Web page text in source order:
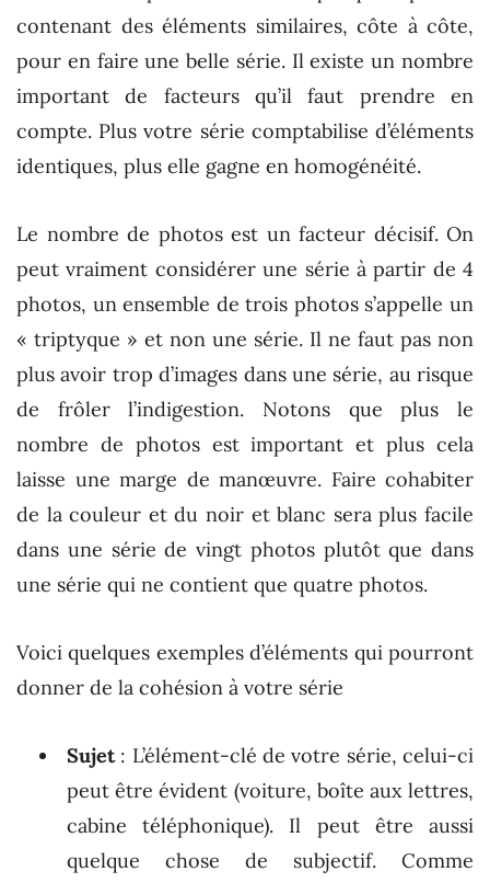
contenant des éléments similaires, côte à côte,
pour en faire une belle série. Il existe un nombre
important de facteurs qu’il faut prendre en
compte. Plus votre série comptabilise d’éléments
identiques, plus elle gagne en homogénéité.
Le nombre de photos est un facteur décisif. On
peut vraiment considérer une série à partir de 4
photos, un ensemble de trois photos s’appelle un
« triptyque » et non une série. Il ne faut pas non
plus avoir trop d’images dans une série, au risque
de frôler l’indigestion. Notons que plus le
nombre de photos est important et plus cela
laisse une marge de manœuvre. Faire cohabiter
de la couleur et du noir et blanc sera plus facile
dans une série de vingt photos plutôt que dans
une série qui ne contient que quatre photos.
Voici quelques exemples d’éléments qui pourront
donner de la cohésion à votre série
Sujet: L’élément-clé de votre série, celui-ci
peut être évident (voiture, boîte aux lettres,
cabine téléphonique). Il peut être aussi
quelque chose de subjectif. Comme